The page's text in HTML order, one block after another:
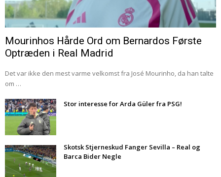
Mourinhos Hårde Ord om Bernardos Første
Optræden i Real Madrid
Det var ikke den mest varme velkomst fra José Mourinho, da han talte
om …
Stor interesse for Arda Güler fra PSG!
Skotsk Stjerneskud Fanger Sevilla – Real og
Barca Bider Negle